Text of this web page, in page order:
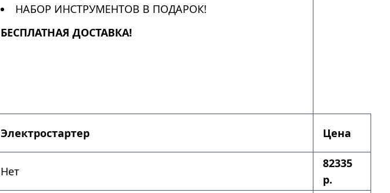
НАБОР ИНСТРУМЕНТОВ В ПОДАРОК!
БЕСПЛАТНАЯ ДОСТАВКА!
Электростартер Цена
Нет
82335
р.